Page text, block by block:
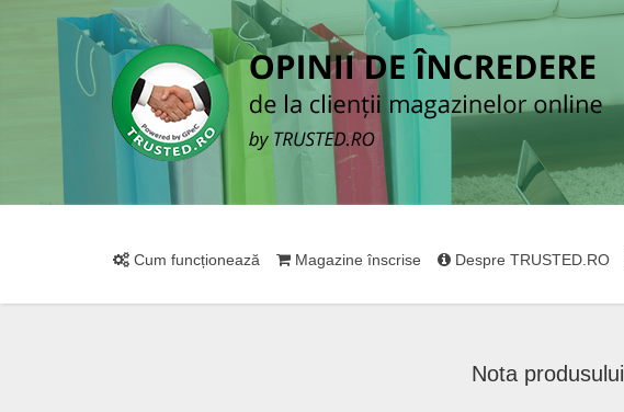
Cum funcționează Magazine înscrise Despre TRUSTED.RO
Nota produsului